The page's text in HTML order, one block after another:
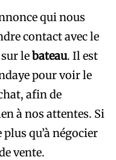
qui nous
contact avec le
lebateau. Il est
pour voir le
afin de
à nos attentes. Si
qu’à négocier
vente.